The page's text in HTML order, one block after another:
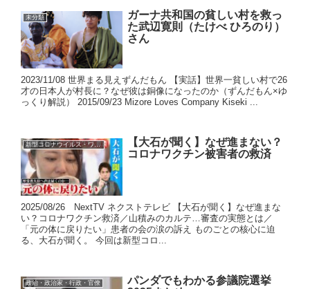
未分類
ガーナ共和国の貧しい村を救っ
た武辺寛則（たけべ ひろのり）
さん
2023/11/08 世界まる見えずんだもん 【実話】世界一貧しい村で26
才の日本人が村長に？なぜ彼は銅像になったのか（ずんだもん×ゆ
っくり解説） 2015/09/23 Mizore Loves Company Kiseki ...
新型コロナウイルス・ワクチン
【大石が聞く】なぜ進まない？
コロナワクチン被害者の救済
2025/08/26 NextTV ネクストテレビ 【大石が聞く】なぜ進まな
い？コロナワクチン救済／山積みのカルテ…審査の実態とは／
「元の体に戻りたい」患者の会の涙の訴え ものごとの核心に迫
る、大石が聞く。 今回は新型コロ...
政治・政治家・行政・官僚
パンダでもわかる参議院選挙